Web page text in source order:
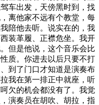
车出发，天傍黑时到，找
离他家不远有个教堂，每
陪他去听。说实在的，我
装革履、正襟危坐。我开
但是他说，这个音乐会比
质。你进去以后只要不打
到了门口才知道是演奏布
我在第一排正中就座，听
欠的机会都没有了。我觉
演奏员在胡吹、胡拉，指